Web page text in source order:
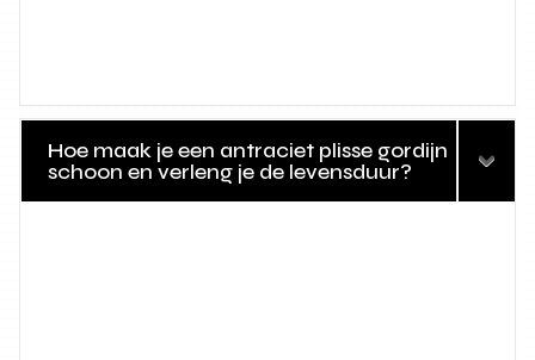
Hoe maak je een antraciet plisse gordijn
schoon en verleng je de levensduur?